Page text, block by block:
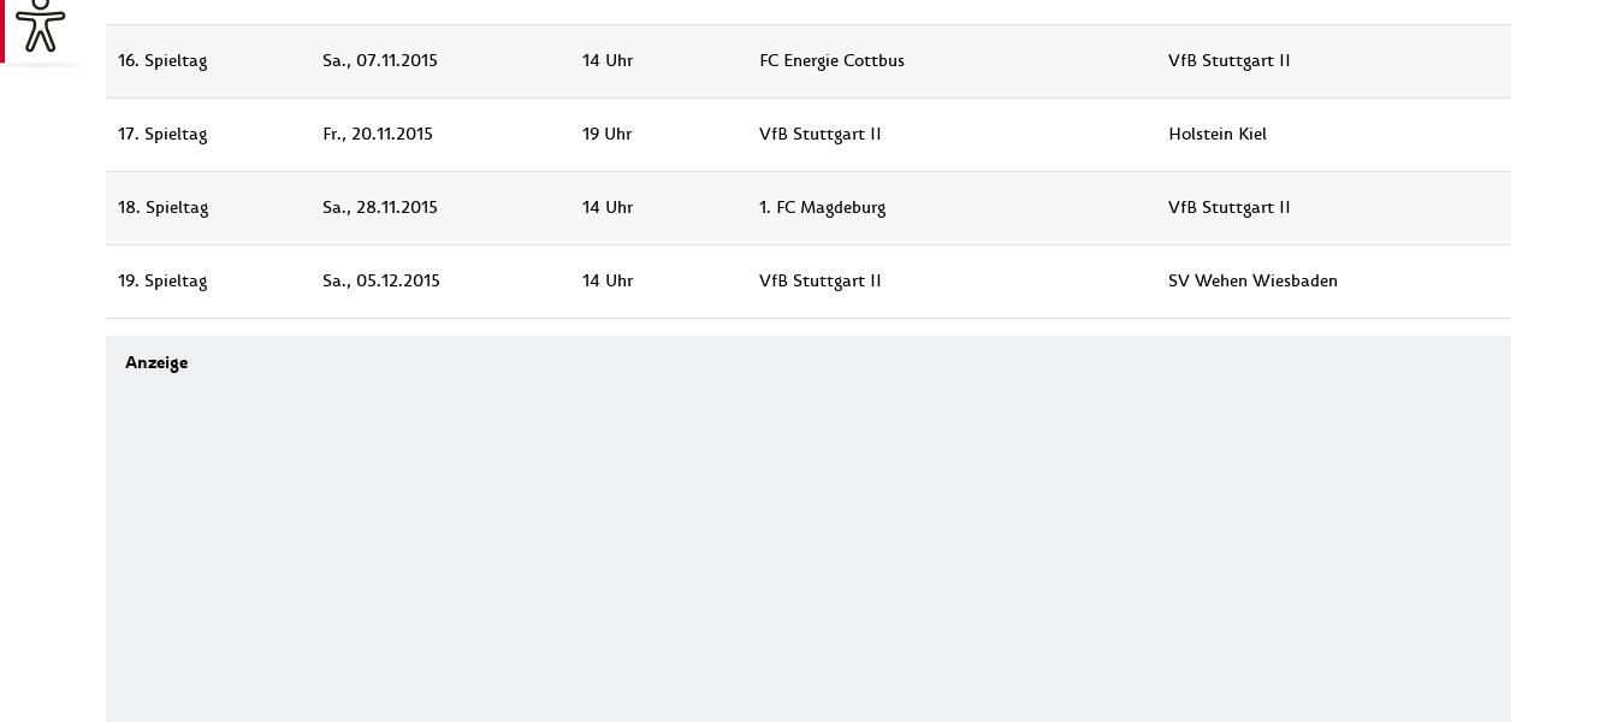
16. Spieltag Sa., 07.11.2015 14 Uhr FC Energie Cottbus VfB Stuttgart II
17. Spieltag Fr., 20.11.2015 19 Uhr VfB Stuttgart II Holstein Kiel
18. Spieltag Sa., 28.11.2015 14 Uhr 1. FC Magdeburg VfB Stuttgart II
19. Spieltag Sa., 05.12.2015 14 Uhr VfB Stuttgart II SV Wehen Wiesbaden